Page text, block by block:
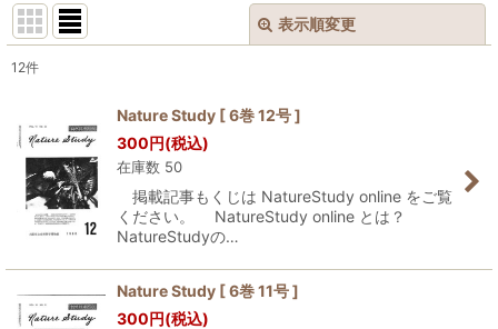
表示順変更
並び順
絞り込む
12件
Nature Study [ 6巻 12号 ]
300円(税込)
在庫数 50
掲載記事もくじは NatureStudy online をご覧
ください。 NatureStudy online とは？
NatureStudyの…
Nature Study [ 6巻 11号 ]
300円(税込)